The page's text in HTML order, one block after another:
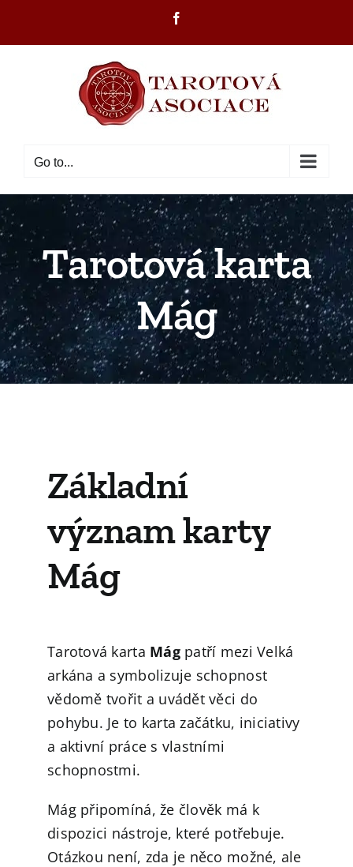
Go to...
Tarotová karta
Mág
Základní
význam karty
Mág
Tarotová karta Mágpatří mezi Velká
arkána a symbolizuje schopnost
vědomě tvořit a uvádět věci do
pohybu. Je to karta začátku, iniciativy
a aktivní práce s vlastními
schopnostmi.
Mág připomíná, že člověk má k
dispozici nástroje, které potřebuje.
Otázkou není, zda je něco možné, ale